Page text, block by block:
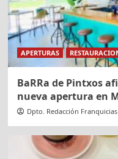
APERTURAS
BaRRa de Pintxos
nueva apertura en
Dpto. Redacción Franquicias